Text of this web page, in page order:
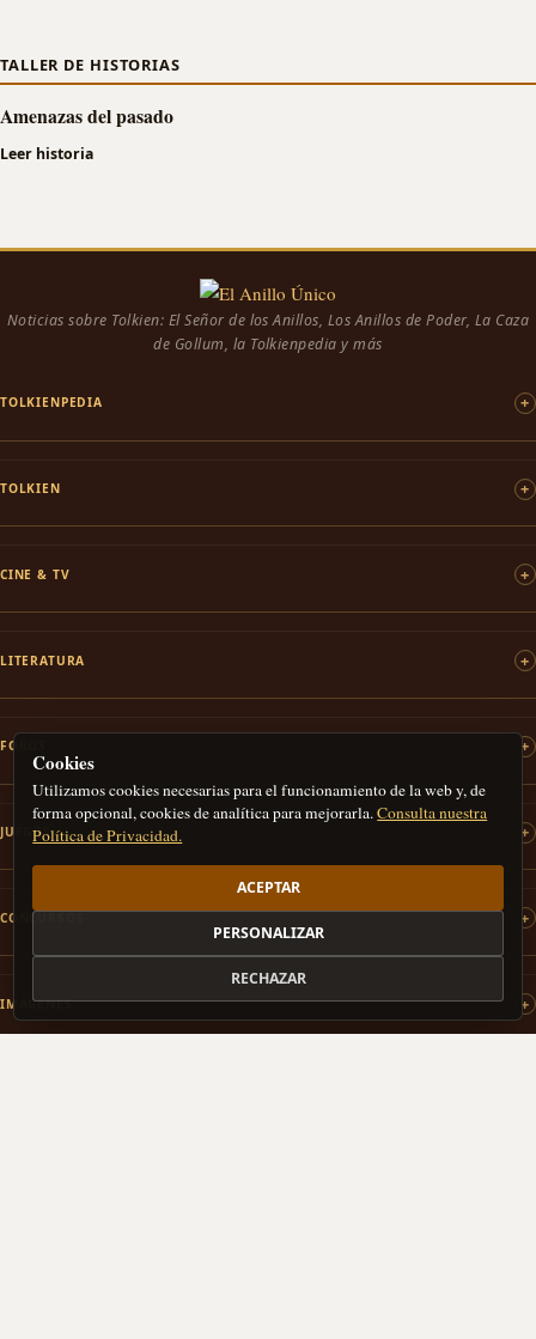
TALLER DE HISTORIAS
Amenazas del pasado
Leer historia
Noticias sobre Tolkien: El Señor de los Anillos, Los Anillos de Poder, La Caza
de Gollum, la Tolkienpedia y más
TOLKIENPEDIA
TOLKIEN
CINE & TV
LITERATURA
FOROS
JUEGOS
CONCURSOS
IMÁGENES
Cookies
Utilizamos cookies necesarias para el funcionamiento de la web y, de
forma opcional, cookies de analítica para mejorarla.Consulta nuestra
Política de Privacidad.
ACEPTAR
PERSONALIZAR
RECHAZAR